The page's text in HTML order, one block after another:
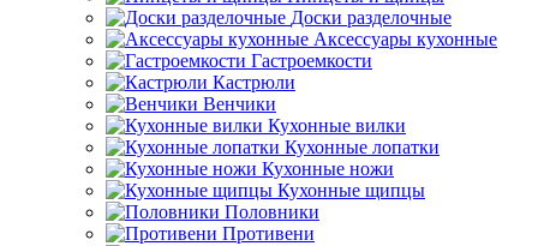
Доски разделочные
Аксессуары кухонные
Гастроемкости
Кастрюли
Венчики
Кухонные вилки
Кухонные лопатки
Кухонные ножи
Кухонные щипцы
Половники
Противени